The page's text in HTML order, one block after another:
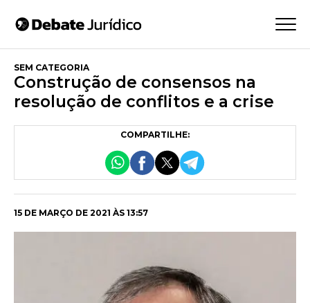
SEM CATEGORIA
Construção de consensos na
resolução de conflitos e a crise
COMPARTILHE:
15 DE MARÇO DE 2021 ÀS 13:57